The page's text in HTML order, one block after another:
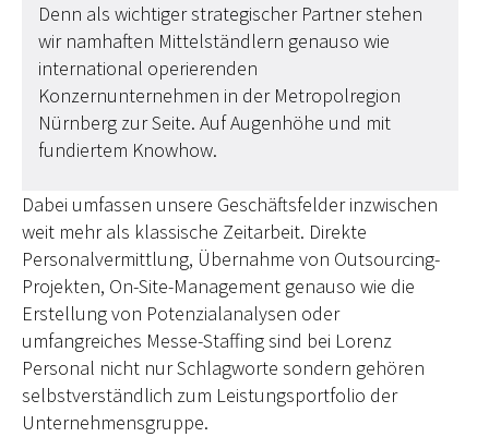
Denn als wichtiger strategischer Partner stehen
wir namhaften Mittelständlern genauso wie
international operierenden
Konzernunternehmen in der Metropolregion
Nürnberg zur Seite. Auf Augenhöhe und mit
fundiertem Knowhow.
Dabei umfassen unsere Geschäftsfelder inzwischen
weit mehr als klassische Zeitarbeit. Direkte
Personalvermittlung, Übernahme von Outsourcing-
Projekten, On-Site-Management genauso wie die
Erstellung von Potenzialanalysen oder
umfangreiches Messe-Staffing sind bei Lorenz
Personal nicht nur Schlagworte sondern gehören
selbstverständlich zum Leistungsportfolio der
Unternehmensgruppe.